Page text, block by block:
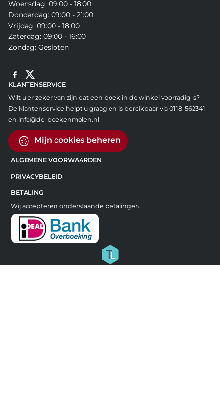
Woensdag: 09:00 - 18:00
Donderdag: 09:00 - 21:00
Vrijdag: 09:00 - 18:00
Zaterdag: 09:00 - 16:00
Zondag: Gesloten
KLANTENSERVICE
Wilt u er zeker van zijn dat een boek in de winkel voorradig is?
De klantenservice helpt u graag en is bereikbaar via 0118-562341
en info@de-boekenmolen.nl
Mijn cookies beheren
ALGEMENE VOORWAARDEN
PRIVACYBELEID
BETALING
Wij accepteren onderstaande betalingen